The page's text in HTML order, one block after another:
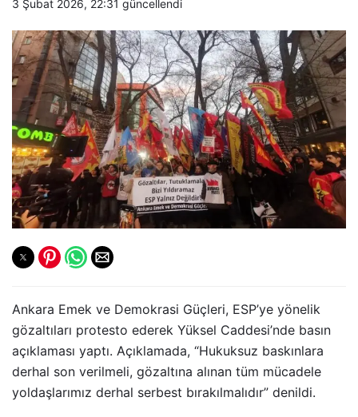
3 Şubat 2026, 22:31 güncellendi
Ankara Emek ve Demokrasi Güçleri, ESP’ye yönelik
gözaltıları protesto ederek Yüksel Caddesi’nde basın
açıklaması yaptı. Açıklamada, “Hukuksuz baskınlara
derhal son verilmeli, gözaltına alınan tüm mücadele
yoldaşlarımız derhal serbest bırakılmalıdır” denildi.